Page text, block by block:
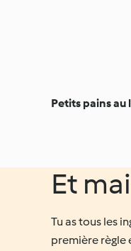
Petits pains au
Et
Tu as tous les
première règle